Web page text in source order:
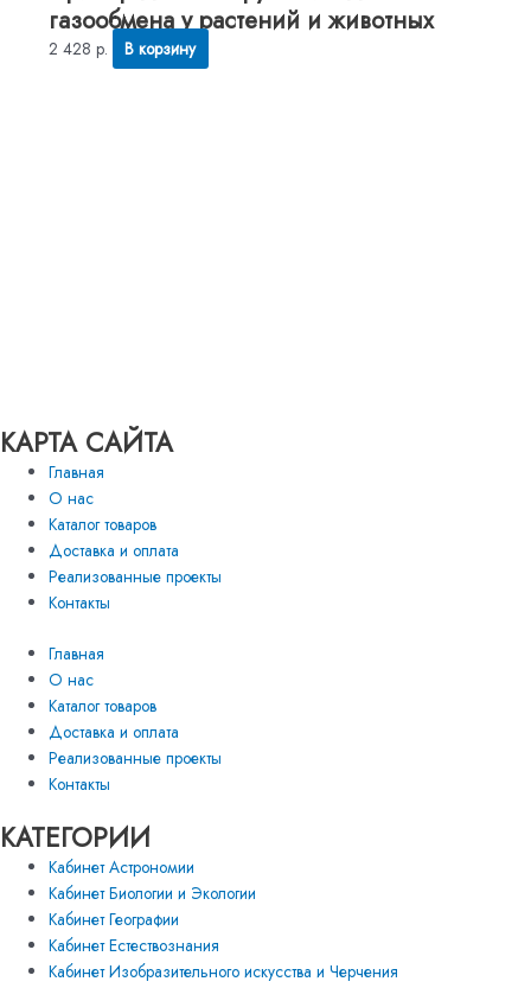
газообмена у растений и животных
2 428р. В корзину
КАРТА САЙТА
Главная
О нас
Каталог товаров
Доставка и оплата
Реализованные проекты
Контакты
Главная
О нас
Каталог товаров
Доставка и оплата
Реализованные проекты
Контакты
КАТЕГОРИИ
Кабинет Астрономии
Кабинет Биологии и Экологии
Кабинет Географии
Кабинет Естествознания
Кабинет Изобразительного искусства и Черчения